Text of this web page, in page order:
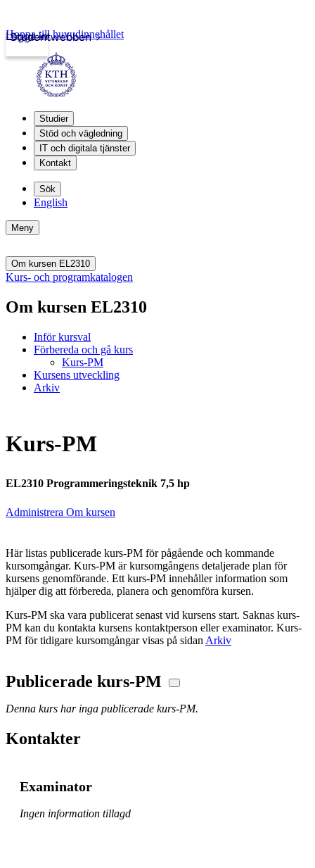
Studentwebben
Logga in
Hoppa till huvudinnehållet
Studier
Stöd och vägledning
IT och digitala tjänster
Kontakt
Sök
English
Meny
Om kursen EL2310
Kurs- och programkatalogen
Om kursen EL2310
Inför kursval
Förbereda och gå kurs
Kurs-PM
Kursens utveckling
Arkiv
Kurs-PM
EL2310 Programmeringsteknik 7,5 hp
Administrera Om kursen
Här listas publicerade kurs-PM för pågående och kommande
kursomgångar. Kurs-PM är kursomgångens detaljerade plan för
kursens genomförande. Ett kurs-PM innehåller information som
hjälper dig att förbereda, planera och genomföra kursen.
Kurs-PM ska vara publicerat senast vid kursens start. Saknas kurs-
PM kan du kontakta kursens kontaktperson eller examinator. Kurs-
PM för tidigare kursomgångar visas på sidan Arkiv
Publicerade kurs-PM
Denna kurs har inga publicerade kurs-PM.
Kontakter
Examinator
Ingen information tillagd